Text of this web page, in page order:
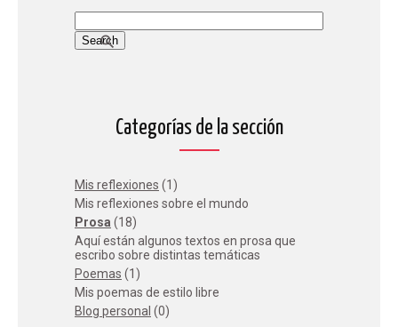
Categorías de la sección
Mis reflexiones (1)
Mis reflexiones sobre el mundo
Prosa (18)
Aquí están algunos textos en prosa que
escribo sobre distintas temáticas
Poemas (1)
Mis poemas de estilo libre
Blog personal (0)